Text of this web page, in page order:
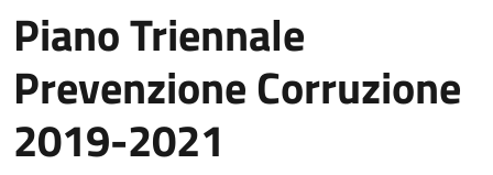
Piano Triennale
Prevenzione Corruzione
2019-2021